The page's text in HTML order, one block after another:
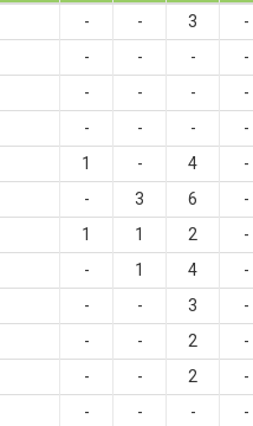
- - 3 -
- - - -
- - - -
- - - -
1 - 4 -
- 3 6 -
1 1 2 -
- 1 4 -
- - 3 -
- - 2 -
- - 2 -
- - - -